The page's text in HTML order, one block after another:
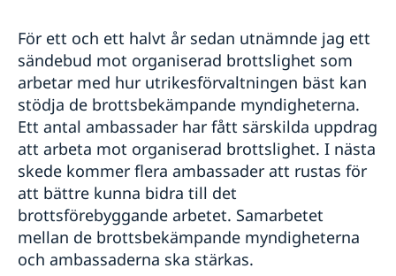
För ett och ett halvt år sedan utnämnde jag ett
sändebud mot organiserad brottslighet som
arbetar med hur utrikesförvaltningen bäst kan
stödja de brottsbekämpande myndigheterna.
Ett antal ambassader har fått särskilda uppdrag
att arbeta mot organiserad brottslighet. I nästa
skede kommer flera ambassader att rustas för
att bättre kunna bidra till det
brottsförebyggande arbetet. Samarbetet
mellan de brottsbekämpande myndigheterna
och ambassaderna ska stärkas.